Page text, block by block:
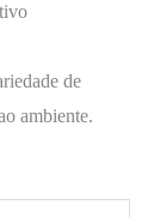
de
ambiente.